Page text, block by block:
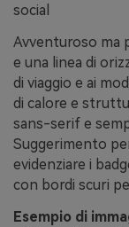
social
Avventuroso ma
e una linea di
di viaggio e ai
di calore e
sans-serif e
Suggerimento
evidenziare i
con bordi scuri
Esempio di